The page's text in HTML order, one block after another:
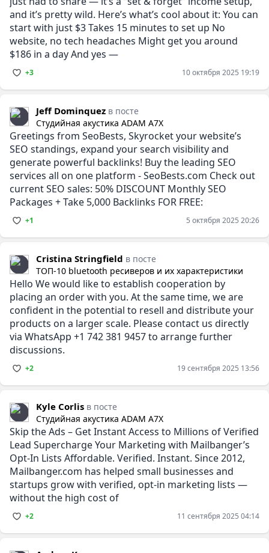
and it’s pretty wild. Here’s what’s cool about it: You can
start with just $3 Takes 15 minutes to set up No
website, no tech headaches Might get you around
$186 in a day And yes —
+3 10 октября 2025 19:19
Jeff Dominquez в посте
Студийная акустика ADAM A7X
Greetings from SeoBests, Skyrocket your website’s
SEO standings, expand your search visibility and
generate powerful backlinks! Buy the leading SEO
services all on one platform - SeoBests.com Check out
current SEO sales: 50% DISCOUNT Monthly SEO
Packages + Take 5,000 Backlinks FOR FREE:
+1 5 октября 2025 20:26
Cristina Stringfield в посте
ТОП-10 bluetooth ресиверов и их характеристики
Hello We would like to establish cooperation by
placing an order with you. At the same time, we are
confident in the potential to resell and distribute your
products on a larger scale. Please contact us directly
via WhatsApp +1 742 381 9457 to arrange further
discussions.
+2 19 сентября 2025 13:56
Kyle Corlis в посте
Студийная акустика ADAM A7X
Skip the Ads – Get Instant Access to Millions of Verified
Lead Supercharge Your Marketing with Mailbanger’s
Opt-In Lists Affordable. Verified. Instant. Since 2012,
Mailbanger.com has helped small businesses and
startups grow with verified, opt-in marketing lists —
without the high cost of
+2 11 сентября 2025 04:14